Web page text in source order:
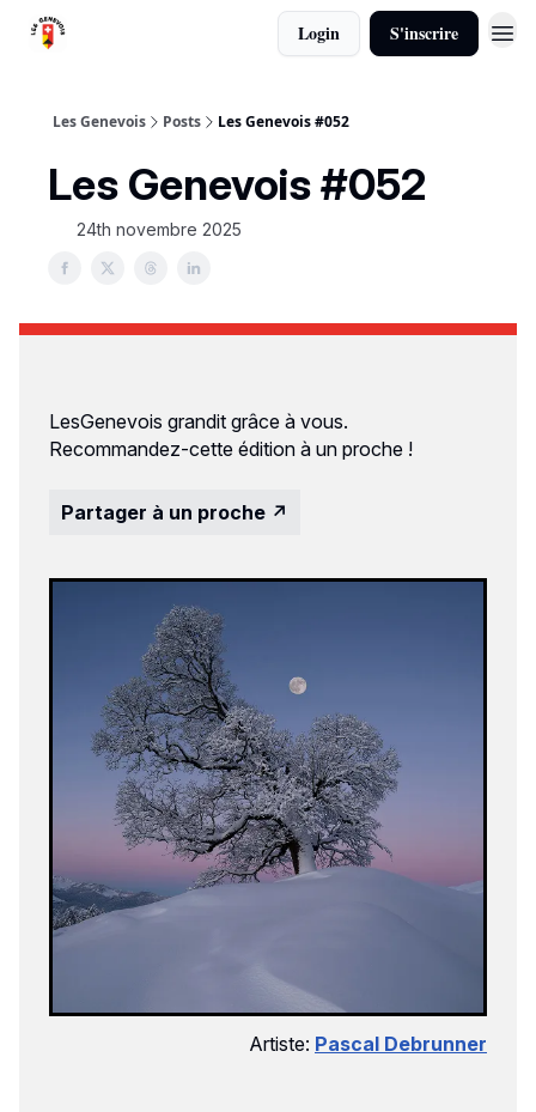
Login S'inscrire
Les Genevois Posts Les Genevois #052
Les Genevois #052
24th novembre 2025
LesGenevois grandit grâce à vous.
Recommandez-cette édition à un proche !
Partager à un proche ↗
Artiste: Pascal Debrunner